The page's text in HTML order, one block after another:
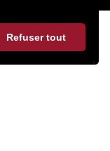
Refuser tout